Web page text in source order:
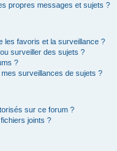
propres messages et sujets ?
les favoris et la surveillance ?
surveiller des sujets ?
?
surveillances de sujets ?
sur ce forum ?
joints ?